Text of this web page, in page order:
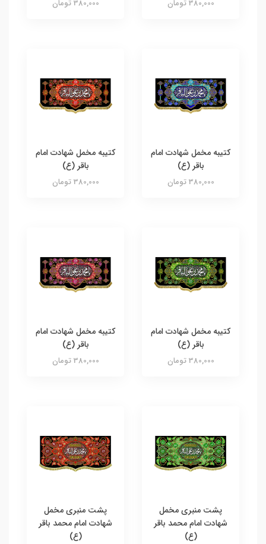
380,000 تومان 380,000 تومان
کتیبه مخمل شهادت امام
باقر (ع)
380,000 تومان
کتیبه مخمل شهادت امام
باقر (ع)
380,000 تومان
کتیبه مخمل شهادت امام
باقر (ع)
380,000 تومان
کتیبه مخمل شهادت امام
باقر (ع)
380,000 تومان
پشت منبری مخمل
شهادت امام محمد باقر
(ع)
پشت منبری مخمل
شهادت امام محمد باقر
(ع)